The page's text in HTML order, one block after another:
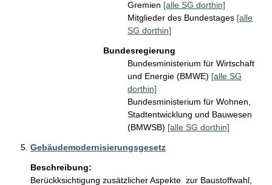
Gremien [alle SG dorthin]
Mitglieder des Bundestages [alle
SG dorthin]
Bundesregierung
Bundesministerium für Wirtschaft
und Energie (BMWE) [alle SG
dorthin]
Bundesministerium für Wohnen,
Stadtentwicklung und Bauwesen
(BMWSB) [alle SG dorthin]
Gebäudemodernisierungsgesetz
Beschreibung:
Berückksichtigung zusätzlicher Aspekte  zur Baustoffwahl,